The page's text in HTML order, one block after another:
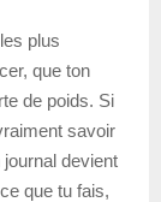
plus
que ton
de poids. Si
savoir
journal devient
que tu fais,